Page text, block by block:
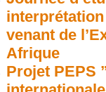
venant de
Afrique
Projet PEPS